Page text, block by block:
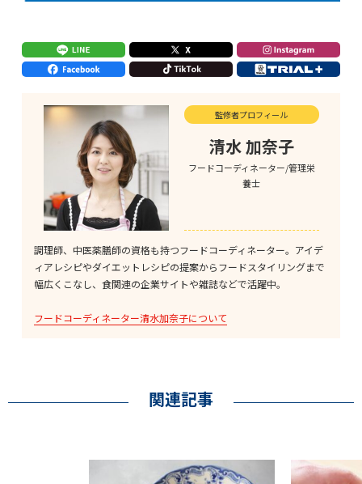
監修者プロフィール
清水 加奈子
フードコーディネーター/管理栄
養士
調理師、中医薬膳師の資格も持つフードコーディネーター。アイデ
ィアレシピやダイエットレシピの提案からフードスタイリングまで
幅広くこなし、食関連の企業サイトや雑誌などで活躍中。
フードコーディネーター清水加奈子について
関連記事